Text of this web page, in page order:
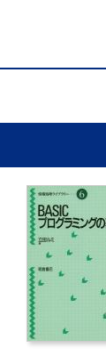
グラム
返し